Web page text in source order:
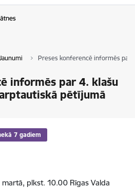
Jaunumi Preses konferencē informēs par
informēs par 4. klašu
pētījumā
7 gadiem
plkst. 10.00 Rīgas Valda